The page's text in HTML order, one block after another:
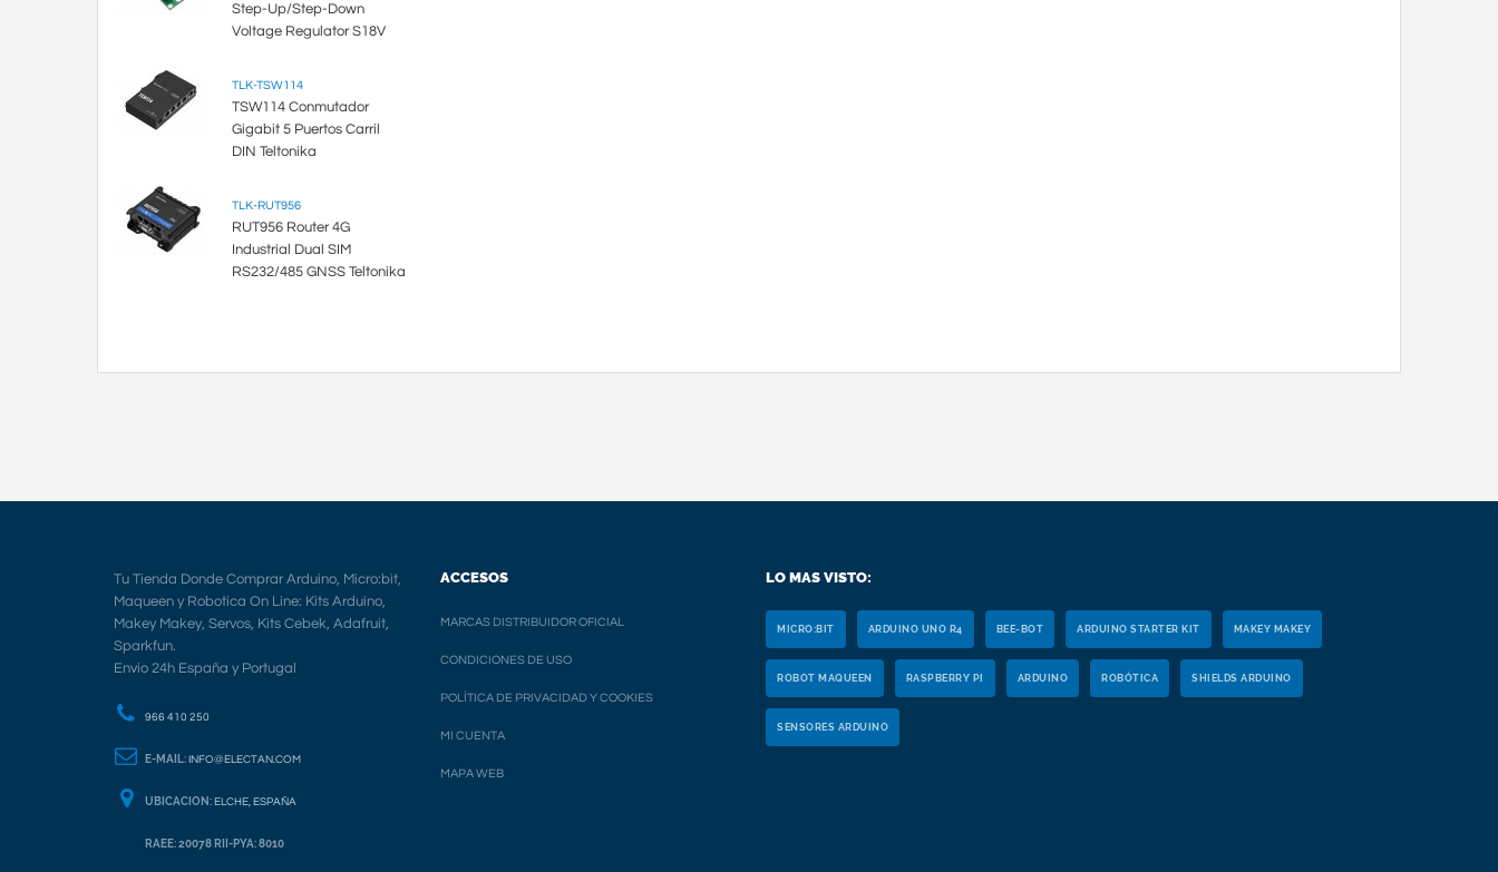
Step-Up/Step-Down
Voltage Regulator S18V
TLK-TSW114
TSW114 Conmutador
Gigabit 5 Puertos Carril
DIN Teltonika
TLK-RUT956
RUT956 Router 4G
Industrial Dual SIM
RS232/485 GNSS Teltonika
Tu Tienda Donde Comprar Arduino, Micro:bit,
Maqueen y Robotica On Line: Kits Arduino,
Makey Makey, Servos, Kits Cebek, Adafruit,
Sparkfun.
Envio 24h España y Portugal
966 410 250
E-MAIL: INFO@ELECTAN.COM
UBICACION: ELCHE, ESPAÑA
RAEE: 20078 RII-PYA: 8010
ACCESOS
MARCAS DISTRIBUIDOR OFICIAL
CONDICIONES DE USO
POLÍTICA DE PRIVACIDAD Y COOKIES
MI CUENTA
MAPA WEB
LO MAS VISTO:
MICRO:BIT ARDUINO UNO R4 BEE-BOT ARDUINO STARTER KIT MAKEY MAKEY
ROBOT MAQUEEN RASPBERRY PI ARDUINO ROBÓTICA SHIELDS ARDUINO
SENSORES ARDUINO